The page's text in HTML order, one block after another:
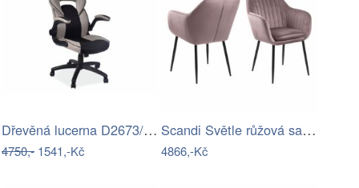
Dřevěná lucerna D2673/ Střední
4750,- 1541,-Kč
Scandi Světle růžová sametová jídelní…
4866,-Kč